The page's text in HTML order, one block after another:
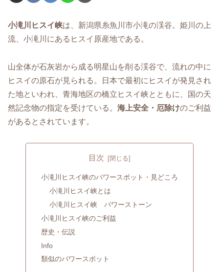
小滝川ヒスイ峡は、新潟県糸魚川市小滝の渓谷。姫川の上
流、小滝川にあるヒスイ原産地である。
山全体が石灰岩から成る明星山を削る渓谷で、流れの中に
ヒスイの原石が見られる。日本で最初にヒスイが発見され
た地といわれ、青海地区の橋立ヒスイ峡とともに、国の天
然記念物の指定を受けている。 海上安全・厄除けのご利益
があるとされています。
目次
小滝川ヒスイ峡のパワースポット・見どころ
小滝川ヒスイ峡とは
小滝川ヒスイ峡 パワーストーン
小滝川ヒスイ峡のご利益
歴史・伝説
Info
類似のパワースポット